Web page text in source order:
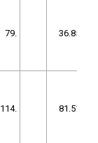
79. 36.85
114. 81.51